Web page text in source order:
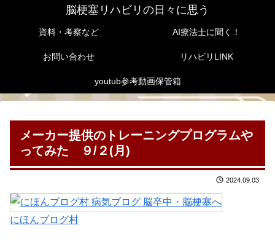
脳梗塞リハビリの日々に思う
資料・考察など AI療法士に聞く！
お問い合わせ リハビリLINK
youtub参考動画保管箱
メーカー提供のトレーニングプログラムや
ってみた ９/２(月)
2024.09.03
にほんブログ村